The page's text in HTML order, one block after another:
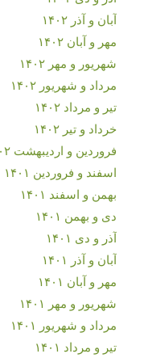
آبان و آذر ۱۴۰۲
مهر و آبان ۱۴۰۲
شهریور و مهر ۱۴۰۲
مرداد و شهریور ۱۴۰۲
تیر و مرداد ۱۴۰۲
خرداد و تیر ۱۴۰۲
فروردین و اردیبهشت ۱۴۰۲
اسفند و فروردین ۱۴۰۱
بهمن و اسفند ۱۴۰۱
دی و بهمن ۱۴۰۱
آذر و دی ۱۴۰۱
آبان و آذر ۱۴۰۱
مهر و آبان ۱۴۰۱
شهریور و مهر ۱۴۰۱
مرداد و شهریور ۱۴۰۱
تیر و مرداد ۱۴۰۱